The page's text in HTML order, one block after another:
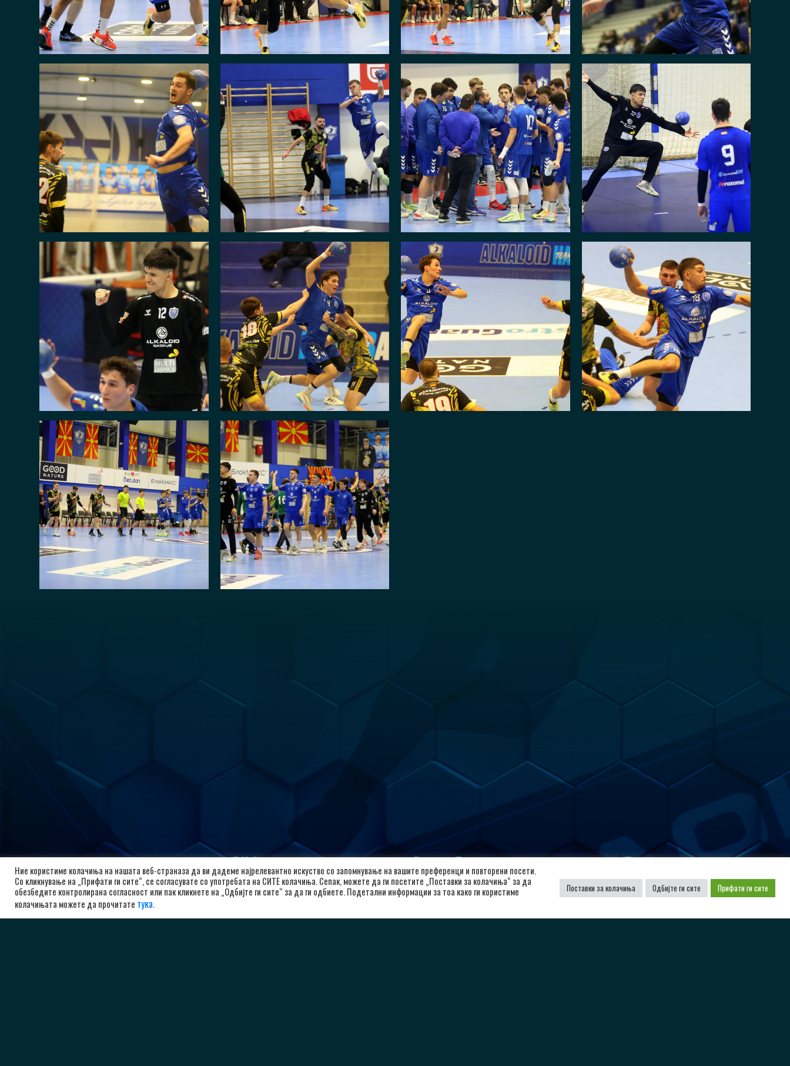
РК Алкалоид
бул. Александар Македонски 12,
1000 Скопје, Република Северна
Важни Линкови
Почетна
Поддржано од
Ние користиме колачиња на нашата веб-страназа да ви дадеме најрелевантно искуство со запомнување на вашите преференци и повторени посети.
Со кликнување на „Прифати ги сите“, се согласувате со употребата на СИТЕ колачиња. Сепак, можете да ги посетите „Поставки за колачиња“ за да
обезбедите контролирана согласност или пак кликнете на „Одбијте ги сите“ за да ги одбиете. Подетални информации за тоа како ги користиме
колачињата можете да прочитате тука.
Поставки за колачиња Одбијте ги сите Прифати ги сите